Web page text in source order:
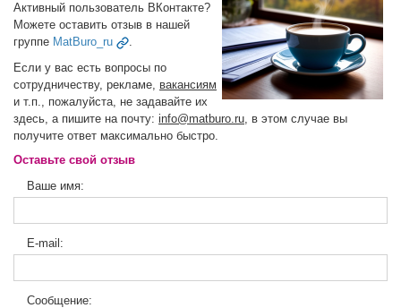
Активный пользователь ВКонтакте?
Можете оставить отзыв в нашей
группе MatBuro_ru
.
Если у вас есть вопросы по
сотрудничеству, рекламе, вакансиям
и т.п., пожалуйста, не задавайте их
здесь, а пишите на почту: info@matburo.ru, в этом случае вы
получите ответ максимально быстро.
Оставьте свой отзыв
Ваше имя:
E-mail:
Сообщение: